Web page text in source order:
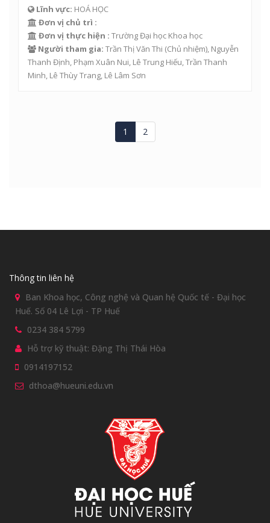
Lĩnh vực: HOÁ HỌC
Đơn vị chủ trì :
Đơn vị thực hiện : Trường Đại học Khoa học
Người tham gia: Trần Thị Văn Thi (Chủ nhiệm), Nguyễn
Thanh Định, Phạm Xuân Nui, Lê Trung Hiếu,Trần Thanh
Minh, Lê Thùy Trang, Lê Lâm Sơn
1 2
Thông tin liên hệ
Ban Khoa học, Công nghệ và Quan hệ Quốc tế - Đại học
Huế. Số 04 Lê Lợi - TP Huế
0234 384 5799
Hỗ trợ kỹ thuật: Đặng Thị Thái Hòa
0914197152
dthoa@hueuni.edu.vn